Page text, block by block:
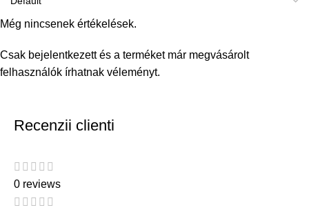
Még nincsenek értékelések.
Csak bejelentkezett és a terméket már megvásárolt
felhasználók írhatnak véleményt.
Recenzii clienti
0 reviews